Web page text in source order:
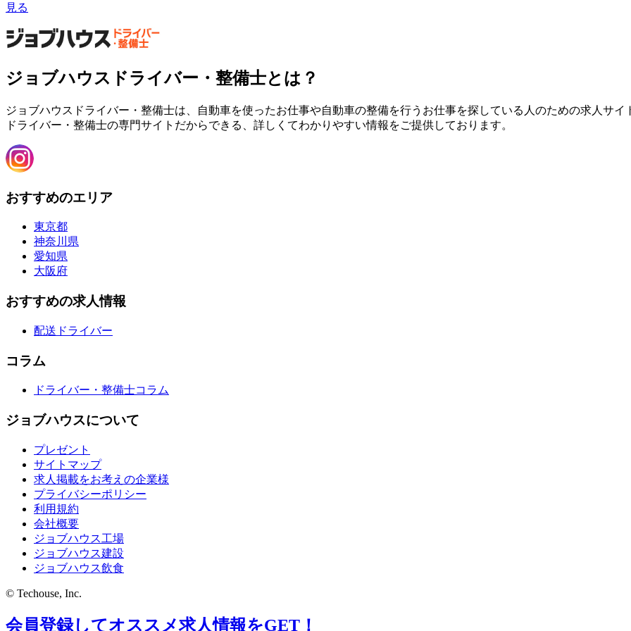
見る
ジョブハウスドライバー・整備士とは？
ジョブハウスドライバー・整備士は、自動車を使ったお仕事や自動車の整備を行うお仕事を探している人のための求人サイ
ドライバー・整備士の専門サイトだからできる、詳しくてわかりやすい情報をご提供しております。
おすすめのエリア
東京都
神奈川県
愛知県
大阪府
おすすめの求人情報
配送ドライバー
コラム
ドライバー・整備士コラム
ジョブハウスについて
プレゼント
サイトマップ
求人掲載をお考えの企業様
プライバシーポリシー
利用規約
会社概要
ジョブハウス工場
ジョブハウス建設
ジョブハウス飲食
© Techouse, Inc.
会員登録してオススメ求人情報をGET！